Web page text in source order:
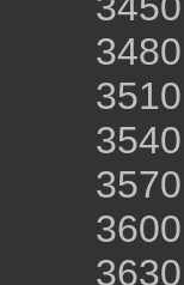
3480
3510
3540
3570
3600
3630